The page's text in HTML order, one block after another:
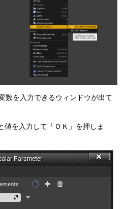
数を入力できるウィンドウが出て
値を入力して「ＯＫ」を押しま